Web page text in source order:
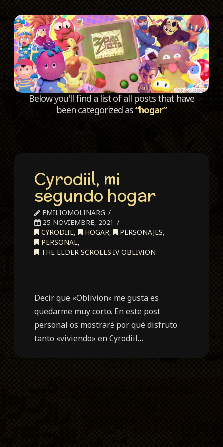
Below you'll find a list of all posts that have
been categorized as“hogar”
Cyrodiil, mi
segundo hogar
EMILIOMOLINARG
25 NOVIEMBRE, 2021
CYRODIIL, HOGAR, PERSONAJES,
PERSONAL,
THE ELDER SCROLLS IV OBLIVION
Decir que «Oblivion» me gusta es
quedarme muy corto. En este post
personal os mostraré por qué disfruto
tanto «viviendo» en Cyrodiil…